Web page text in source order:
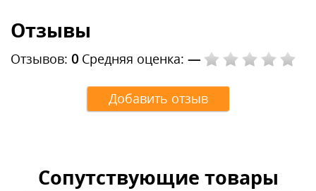
Отзывы
Отзывов: 0 Средняя оценка: —
Добавить отзыв
Сопутствующие товары